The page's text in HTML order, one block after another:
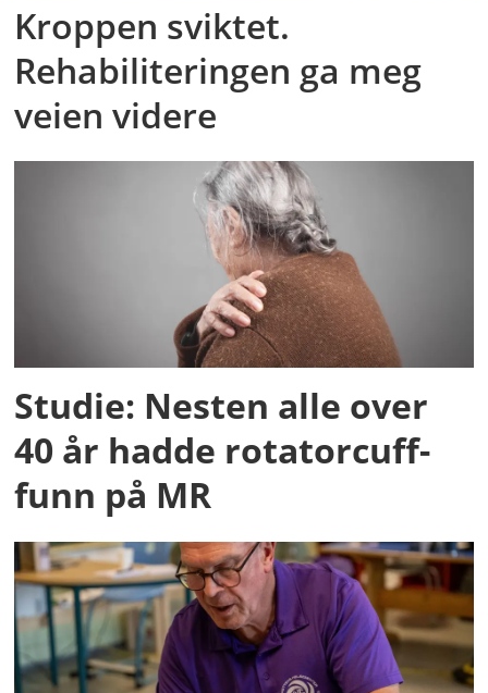
Kroppen sviktet.
Rehabiliteringen ga meg
veien videre
Studie: Nesten alle over
40 år hadde rotatorcuff-
funn på MR